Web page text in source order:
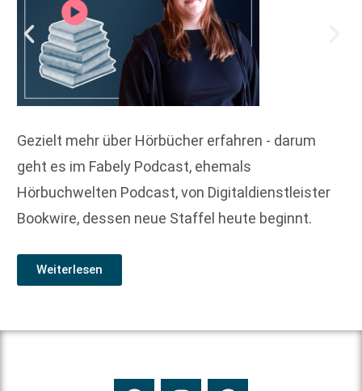
Gezielt mehr über Hörbücher erfahren - darum
geht es im Fabely Podcast, ehemals
Hörbuchwelten Podcast, von Digitaldienstleister
Bookwire, dessen neue Staffel heute beginnt.
Weiterlesen